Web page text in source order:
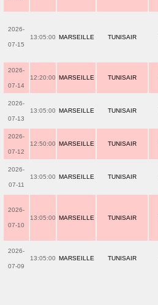
2026-
07-15
13:05:00 MARSEILLE TUNISAIR
2026-
07-14
12:20:00 MARSEILLE TUNISAIR
2026-
07-13
13:05:00 MARSEILLE TUNISAIR
2026-
07-12
12:50:00 MARSEILLE TUNISAIR
2026-
07-11
13:05:00 MARSEILLE TUNISAIR
2026-
07-10
13:05:00 MARSEILLE TUNISAIR
2026-
07-09
13:05:00 MARSEILLE TUNISAIR